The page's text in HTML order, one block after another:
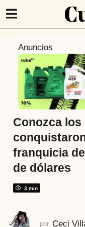
s
t
r
á
s
1
m
Anuncios
Conozca
franquicia
de dólares
3 min
por Ceci